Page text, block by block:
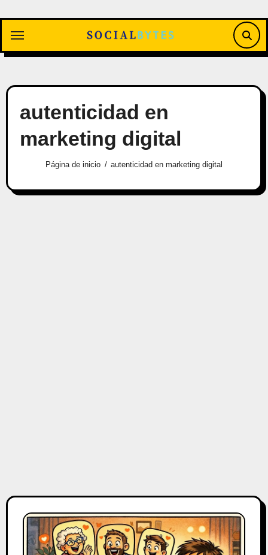
contenido
autenticidad en
marketing digital
Página de inicio autenticidad en marketing digital